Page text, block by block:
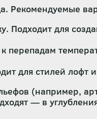
Рекомендуемые
Подходит для
перепадам
для стилей лофт
(например,
— в